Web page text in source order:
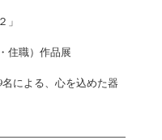
」
住職）作品展
による、心を込めた器